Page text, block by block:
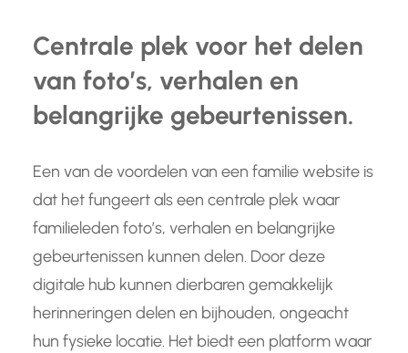
Centrale plek voor het delen
van foto’s, verhalen en
belangrijke gebeurtenissen.
Een van de voordelen van een familie website is
dat het fungeert als een centrale plek waar
familieleden foto’s, verhalen en belangrijke
gebeurtenissen kunnen delen. Door deze
digitale hub kunnen dierbaren gemakkelijk
herinneringen delen en bijhouden, ongeacht
hun fysieke locatie. Het biedt een platform waar